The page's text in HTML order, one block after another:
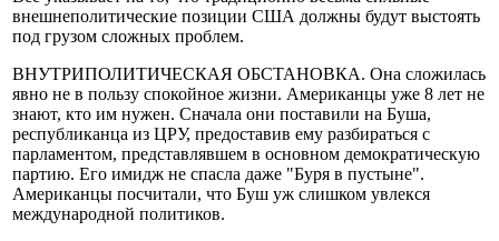
внешнеполитические позиции США должны будут выстоять
под грузом сложных проблем.
ВНУТРИПОЛИТИЧЕСКАЯ ОБСТАНОВКА. Она сложилась
явно не в пользу спокойное жизни. Американцы уже 8 лет не
знают, кто им нужен. Сначала они поставили на Буша,
республиканца из ЦРУ, предоставив ему разбираться с
парламентом, представлявшем в основном демократическую
партию. Его имидж не спасла даже "Буря в пустыне".
Американцы посчитали, что Буш уж слишком увлекся
международной политиков.